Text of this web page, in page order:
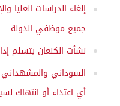
إلغاء الدراسات العليا
جميع موظفي الدولة
نشأت الكنعان يتسلم
السوداني
أي اعتداء أو انتهاك